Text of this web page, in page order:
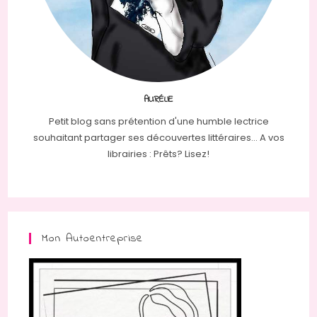
AURÉLIE
Petit blog sans prétention d'une humble lectrice
souhaitant partager ses découvertes littéraires... A vos
librairies : Prêts? Lisez!
Mon Autoentreprise